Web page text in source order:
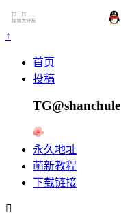
↑
首页
投稿
TG@shanchule
永久地址
萌新教程
下载链接
